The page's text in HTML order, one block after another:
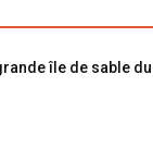
île de sable du